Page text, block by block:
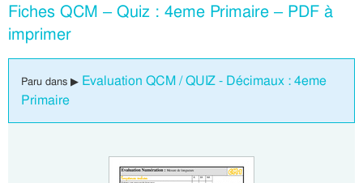
Fiches QCM – Quiz : 4eme Primaire – PDF à
imprimer
Paru dans ▶ Evaluation QCM / QUIZ - Décimaux : 4eme
Primaire